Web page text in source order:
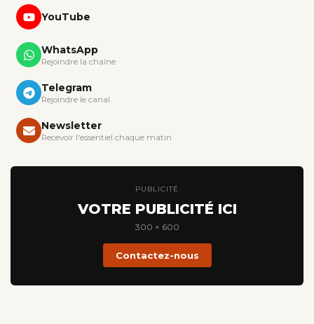
YouTube
WhatsApp
Rejoindre la chaîne
Telegram
Rejoindre le canal
Newsletter
Recevoir l'essentiel chaque matin
PUBLICITÉ
VOTRE PUBLICITÉ ICI
300 × 600
Contactez-nous